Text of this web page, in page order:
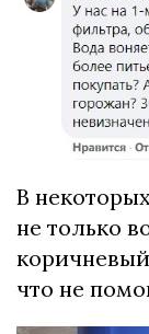
В
не только
что не